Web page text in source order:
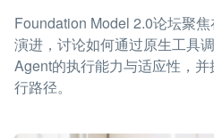
Foundation Model 2.0论坛聚
演进，讨论如何通过原生工具
Agent的执行能力与适应性，
行路径。